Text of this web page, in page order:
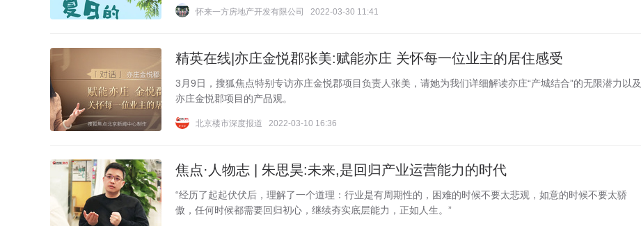
怀来一方房地产开发有限公司 2022-03-30 11:41
精英在线|亦庄金悦郡张美:赋能亦庄 关怀每一位业主的居住感受
3月9日，搜狐焦点特别专访亦庄金悦郡项目负责人张美，请她为我们详细解读亦庄“产城结合”的无限潜力以及
亦庄金悦郡项目的产品观。
北京楼市深度报道 2022-03-10 16:36
焦点·人物志 | 朱思昊:未来,是回归产业运营能力的时代
“经历了起起伏伏后，理解了一个道理：行业是有周期性的，困难的时候不要太悲观，如意的时候不要太骄
傲，任何时候都需要回归初心，继续夯实底层能力，正如人生。”